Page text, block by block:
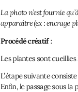
La photo n’est fournie
apparaître (ex : encrage
Procédé créatif :
Les plantes sont
L’étape suivante
Enfin, le passage sous la